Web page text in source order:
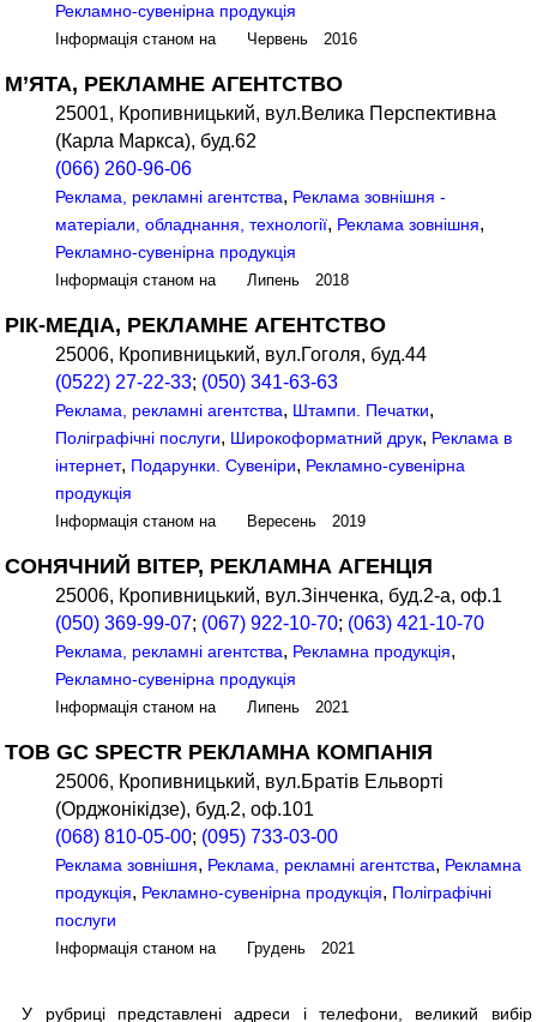
Рекламно-сувенірна продукція
Інформація станом на Червень 2016
М’ЯТА, РЕКЛАМНЕ АГЕНТСТВО
25001, Кропивницький, вул.Велика Перспективна
(Карла Маркса), буд.62
(066) 260-96-06
Реклама, рекламні агентства, Реклама зовнішня -
матеріали, обладнання, технології, Реклама зовнішня,
Рекламно-сувенірна продукція
Інформація станом на Липень 2018
РІК-МЕДІА, РЕКЛАМНЕ АГЕНТСТВО
25006, Кропивницький, вул.Гоголя, буд.44
(0522) 27-22-33; (050) 341-63-63
Реклама, рекламні агентства, Штампи. Печатки,
Поліграфічні послуги, Широкоформатний друк, Реклама в
інтернет, Подарунки. Сувеніри, Рекламно-сувенірна
продукція
Інформація станом на Вересень 2019
СОНЯЧНИЙ ВІТЕР, РЕКЛАМНА АГЕНЦІЯ
25006, Кропивницький, вул.Зінченка, буд.2-а, оф.1
(050) 369-99-07; (067) 922-10-70; (063) 421-10-70
Реклама, рекламні агентства, Рекламна продукція,
Рекламно-сувенірна продукція
Інформація станом на Липень 2021
ТОВ GC SPECTR РЕКЛАМНА КОМПАНІЯ
25006, Кропивницький, вул.Братів Ельворті
(Орджонікідзе), буд.2, оф.101
(068) 810-05-00; (095) 733-03-00
Реклама зовнішня, Реклама, рекламні агентства, Рекламна
продукція, Рекламно-сувенірна продукція, Поліграфічні
послуги
Інформація станом на Грудень 2021
У рубриці представлені адреси і телефони, великий вибір